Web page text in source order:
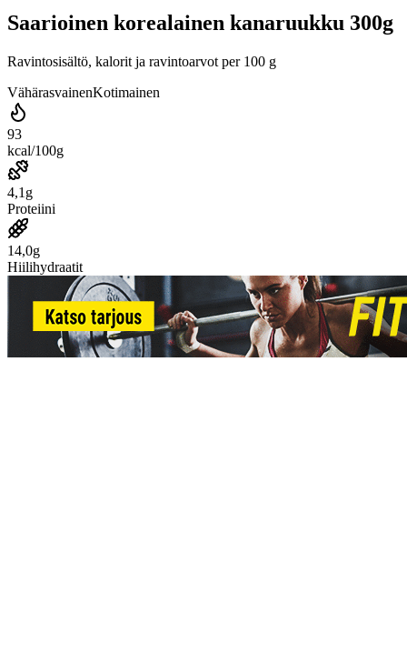
Saarioinen korealainen kanaruukku 300g
Ravintosisältö, kalorit ja ravintoarvot per 100 g
VähärasvainenKotimainen
93
kcal/100g
4,1g
Proteiini
14,0g
Hiilihydraatit